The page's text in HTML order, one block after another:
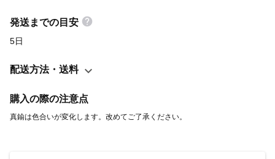
発送までの目安
5日
配送方法・送料
購入の際の注意点
真鍮は色合いが変化します。改めてご了承ください。